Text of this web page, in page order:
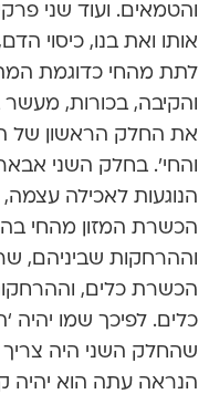
והטמאים. ועוד שני
אותו ואת בנו, כיסוי
לתת מהחי כדוגמת
והקיבה, בכורות,
את החלק הראשון של
והחי’. בחלק השני
הנוגעות לאכילה
הכשרת המזון מהחי
וההרחקות שביניהם,
הכשרת כלים, וההרחקות
כלים. לפיכך שמו יהיה
שהחלק השני היה צריך
הנראה עתה הוא יהיה